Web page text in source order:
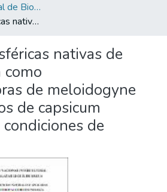
Escuela Profesional de Biotecnología
Bacterias rizosféricas nativas de coffea arabica como biocontroladoras de meloidogyne spp. en cultivos de capsicum annuum, bajo condiciones de invernadero
nativas de
como
de meloidogyne
de capsicum
de